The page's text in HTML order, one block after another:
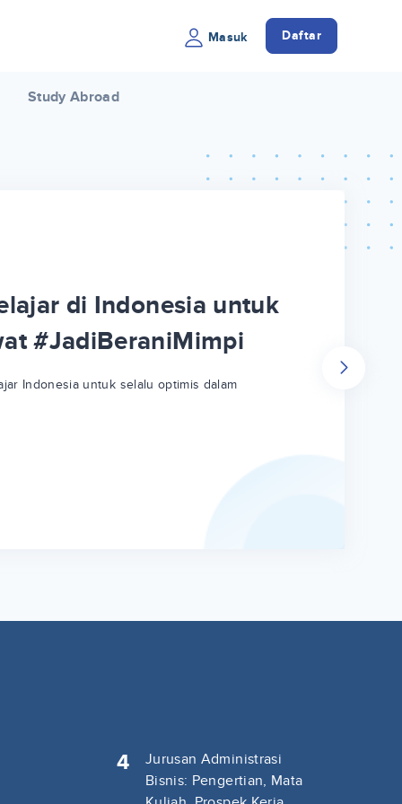
Masuk Daftar
Study Abroad
di Indonesia untuk
#JadiBeraniMimpi
Indonesia untuk selalu optimis dalam
4
Jurusan Administrasi
Bisnis: Pengertian, Mata